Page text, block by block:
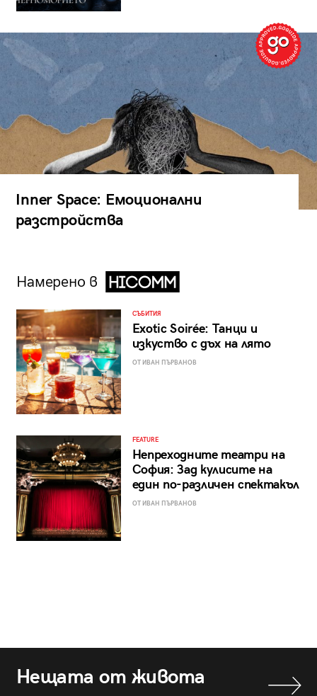
Inner Space: Емоционални
разстройства
Намерено в
СЪБИТИЯ
Exotic Soirée: Танци и
изкуство с дъх на лято
ОТ ИВАН ПЪРВАНОВ
FEATURE
Непреходните театри на
София: Зад кулисите на
един по-различен спектакъл
ОТ ИВАН ПЪРВАНОВ
Нещата от живота